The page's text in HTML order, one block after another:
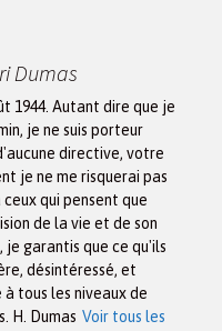
Dumas
1944. Autant dire que je
je ne suis porteur
directive, votre
je ne me risquerai pas
qui pensent que
de la vie et de son
garantis que ce qu'ils
désintéressé, et
tous les niveaux de
H. Dumas Voir tous les